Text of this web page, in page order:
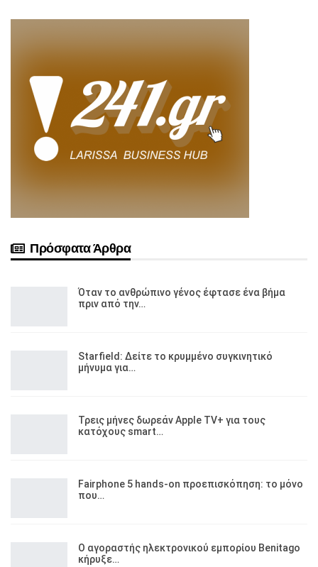
Πρόσφατα Άρθρα
Όταν το ανθρώπινο γένος έφτασε ένα βήμα
πριν από την…
Starfield: Δείτε το κρυμμένο συγκινητικό
μήνυμα για…
Τρεις μήνες δωρεάν Apple TV+ για τους
κατόχους smart…
Fairphone 5 hands-on προεπισκόπηση: το μόνο
που…
Ο αγοραστής ηλεκτρονικού εμπορίου Benitago
κήρυξε…